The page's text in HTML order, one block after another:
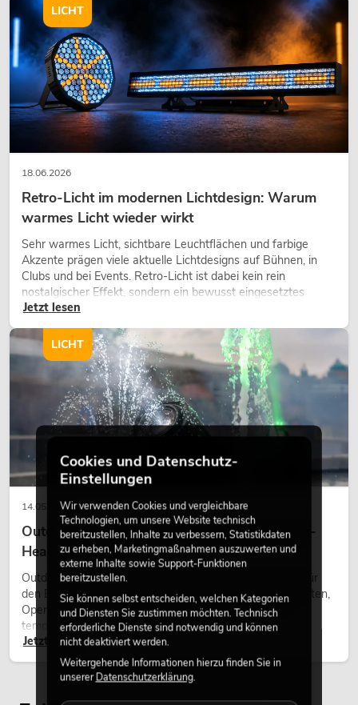
18.06.2026
Retro-Licht im modernen Lichtdesign: Warum
warmes Licht wieder wirkt
Sehr warmes Licht, sichtbare Leuchtflächen und farbige
Akzente prägen viele aktuelle Lichtdesigns auf Bühnen, in
Clubs und bei Events. Retro-Licht ist dabei kein rein
nostalgischer Effekt, sondern ein bewusst eingesetztes
Gestaltungsmittel: Es schafft Atmosphäre, gibt Szenen
Charakter und kann technische LED-Setups emotionaler
wirken lassen.
Jetzt lesen
LICHT
14.05.2026
Outdoor Moving-Heads: Wetterfeste Moving-
Heads bei Events
Outdoor Moving-Heads sind bewegliche Scheinwerfer für
den Einsatz im Freien. Sie werden bei Festivals, Stadtfesten,
Open-Air-Konzerten, Architekturinszenierungen und
temporären Außeninstallationen eingesetzt.
Jetzt lesen
LICHT
Cookies und Datenschutz-
Einstellungen
Wir verwenden Cookies und vergleichbare
Technologien, um unsere Website technisch
bereitzustellen, Inhalte zu verbessern, Statistikdaten
zu erheben, Marketingmaßnahmen auszuwerten und
externe Inhalte sowie Support-Funktionen
bereitzustellen.
Sie können selbst entscheiden, welchen Kategorien
und Diensten Sie zustimmen möchten. Technisch
erforderliche Dienste sind notwendig und können
nicht deaktiviert werden.
Weitergehende Informationen hierzu finden Sie in
unsererDatenschutzerklärung.